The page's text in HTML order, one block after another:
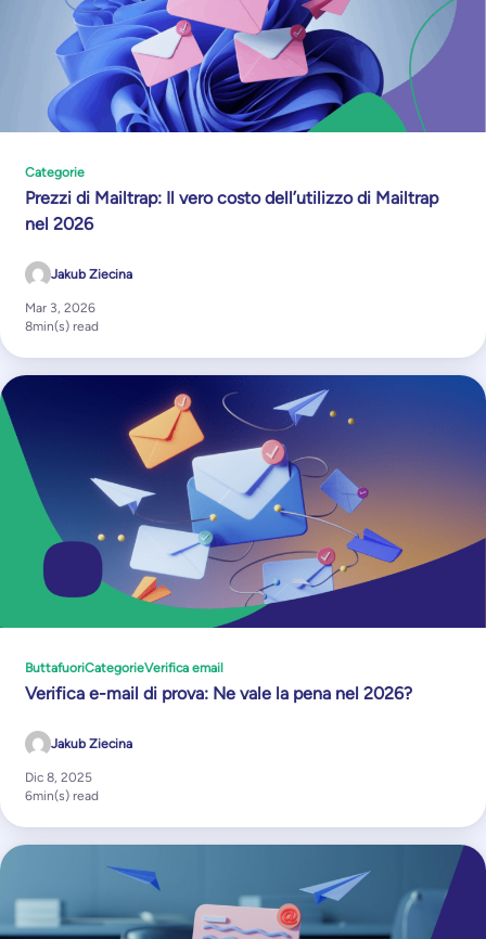
Categorie
Prezzi di Mailtrap: Il vero costo dell’utilizzo di Mailtrap
nel 2026
Jakub Ziecina
Mar 3, 2026
8min(s) read
ButtafuoriCategorieVerifica email
Verifica e-mail di prova: Ne vale la pena nel 2026?
Jakub Ziecina
Dic 8, 2025
6min(s) read